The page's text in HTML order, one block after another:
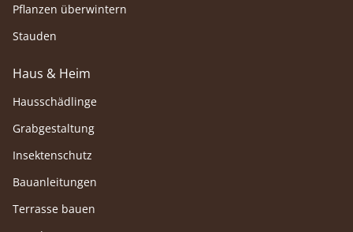
Pflanzen überwintern
Stauden
Haus & Heim
Hausschädlinge
Grabgestaltung
Insektenschutz
Bauanleitungen
Terrasse bauen